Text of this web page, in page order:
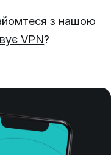
з нашою
VPN?